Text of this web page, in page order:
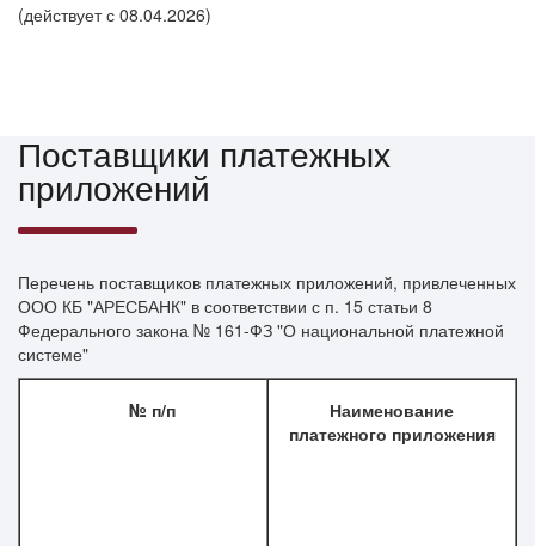
(действует с 08.04.2026)
Поставщики платежных
приложений
Перечень поставщиков платежных приложений, привлеченных
ООО КБ "АРЕСБАНК" в соответствии с п. 15 статьи 8
Федерального закона № 161-ФЗ "О национальной платежной
системе"
№ п/п
Наименование
платежного приложения